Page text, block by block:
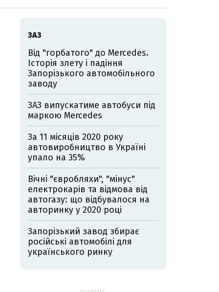
ЗАЗ
Від "горбатого" до Mercedes.
Історія злету і падіння
Запорізького автомобільного
заводу
ЗАЗ випускатиме автобуси під
маркою Mercedes
За 11 місяців 2020 року
автовиробництво в Україні
упало на 35%
Вічні "євробляхи", "мінус"
електрокарів та відмова від
автогазу: що відбувалося на
авторинку у 2020 році
Запорізький завод збирає
російські автомобілі для
українського ринку